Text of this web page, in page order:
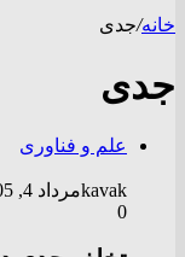
خانه/جدی
جدی
علم و فناوری
kavakمرداد 4, 1405
0